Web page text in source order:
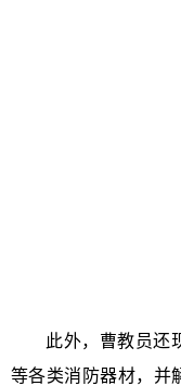
此外，曹教员还
等各类消防器材，并